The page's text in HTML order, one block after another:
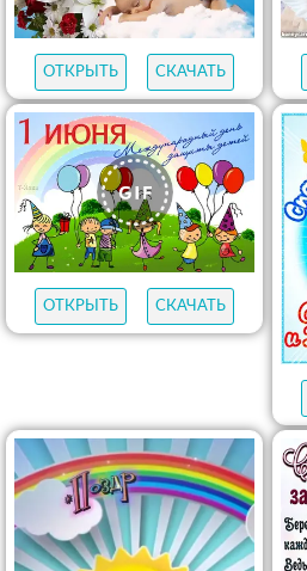
ОТКРЫТЬ СКАЧАТЬ
ОТКРЫТЬ СКАЧАТЬ